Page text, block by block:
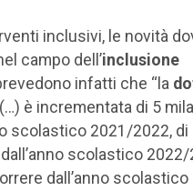
inclusivi, le novità
campo dell’inclusione
infatti che “la
è incrementata di 5
scolastico 2021/2022, di
scolastico 2022/
dall’anno scolastico